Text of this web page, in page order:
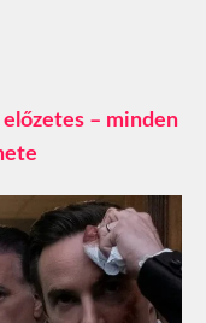
– minden